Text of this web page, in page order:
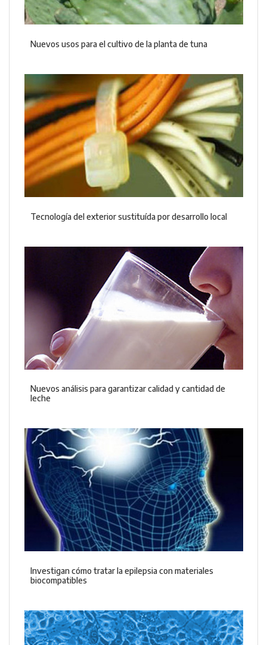
Nuevos usos para el cultivo de la planta de tuna
Tecnología del exterior sustituída por desarrollo local
Nuevos análisis para garantizar calidad y cantidad de
leche
Investigan cómo tratar la epilepsia con materiales
biocompatibles